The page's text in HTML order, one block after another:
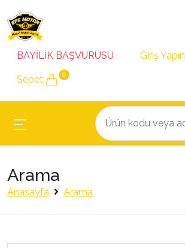
BAYİLİK BAŞVURUSU Giriş Yapın
Sepet 0
Arama
Anasayfa Arama